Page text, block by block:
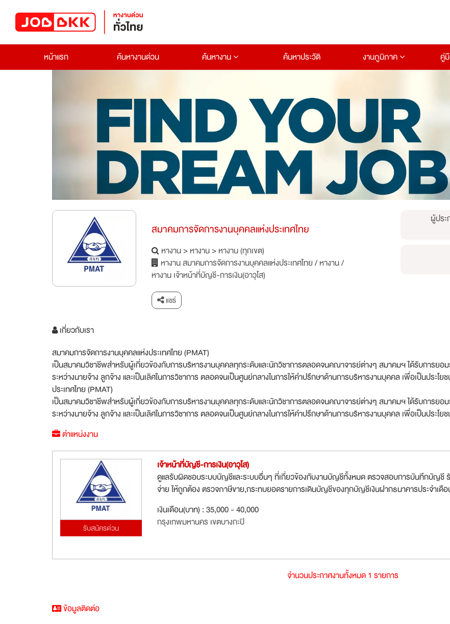
หน้าแรก
ค้นหางานด่วน ค้นหางาน ค้นหาประวัติ งานภูมิภาค คู่
สมาคมการจัดการงานบุคคลแห่งประเทศไทย
หางาน>หางาน>หางาน (ทุกเขต)
หางาน สมาคมการจัดการงานบุคคลแห่งประเทศไทย/หางาน/
หางาน เจ้าหน้าที่บัญชี-การเงิน(อาวุโส)
แชร์
ผู้ประ
เกี่ยวกับเรา
สมาคมการจัดการงานบุคคลแห่งประเทศไทย (PMAT)
เป็นสมาคมวิชาชีพสำหรับผู้เกี่ยวข้องกับการบริหารงานบุคคลทุกระดับและนักวิชาการตลอดจนคณาจารย์ต่างๆ สมาคมฯ ได้รับการ
ระหว่างนายจ้าง ลูกจ้าง และเป็นเลิศในการวิชาการ ตลอดจนเป็นศูนย์กลางในการให้คำปรึกษาด้านการบริหารงานบุคคล เพื่อเป็นประ
ประเทศไทย (PMAT)
เป็นสมาคมวิชาชีพสำหรับผู้เกี่ยวข้องกับการบริหารงานบุคคลทุกระดับและนักวิชาการตลอดจนคณาจารย์ต่างๆ สมาคมฯ ได้รับการ
ระหว่างนายจ้าง ลูกจ้าง และเป็นเลิศในการวิชาการ ตลอดจนเป็นศูนย์กลางในการให้คำปรึกษาด้านการบริหารงานบุคคล เพื่อเป็นประโ
ตำแหน่งงาน
รับสมัครด่วน
เจ้าหน้าที่บัญชี-การเงิน(อาวุโส)
ดูแลรับผิดชอบระบบบัญชีและระบบอื่นๆ ที่เกี่ยวข้องกับงานบัญชีทั้งหมด ตรวจสอบการบันทึกบัญชี
จ่าย ให้ถูกต้อง ตรวจภาษีขาย,กระทบยอดรายการเดินบัญชีของทุกบัญชีเงินฝากธนาคารประจำเดื
เงินเดือน(บาท) : 35,000 - 40,000
กรุงเทพมหานคร เขตบางกะปิ
จำนวนประกาศงานทั้งหมด 1 รายการ
ข้อมูลติดต่อ